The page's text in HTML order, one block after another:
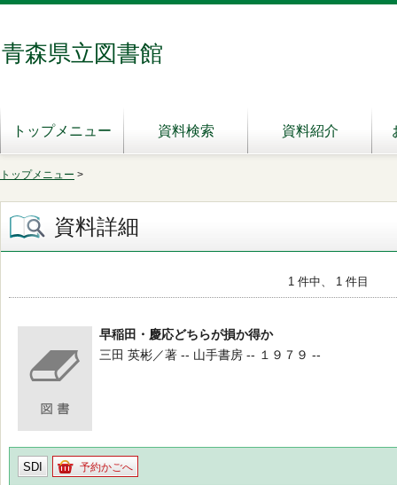
青森県立図書館
トップメニュー 資料検索 資料紹介
トップメニュー >
資料詳細
1 件中、 1 件目
早稲田・慶応どちらが損か得か
三田 英彬／著 -- 山手書房 -- １９７９ --
SDI 予約かごへ